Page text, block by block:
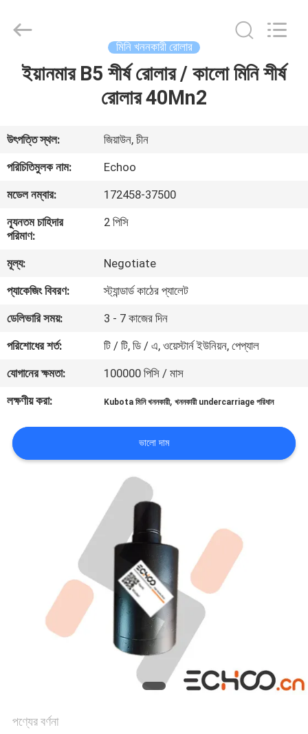
বাড়ি
আমাদের
সম্পর্কে
কারখানা
ভ্রমণ
মান
নিয়ন্ত্রণ
খবর
উদ্ধৃতির
জন্য
আবেদন
PRIVACY
POLICY
Corporation.
মিনি খননকারী রোলার
ইয়ানমার B5 শীর্ষ রোলার / কালো মিনি শীর্ষ
রোলার 40Mn2
উৎপত্তি স্থল:
জিয়াউন, চীন
পরিচিতিমুলক নাম:
Echoo
মডেল নম্বার:
172458-37500
ন্যূনতম চাহিদার
পরিমাণ:
2 পিসি
মূল্য:
Negotiate
প্যাকেজিং বিবরণ:
স্ট্যান্ডার্ড কাঠের প্যালেট
ডেলিভারি সময়:
3 - 7 কাজের দিন
পরিশোধের শর্ত:
টি / টি, ডি / এ, ওয়েস্টার্ন ইউনিয়ন, পেপ্যাল
যোগানের ক্ষমতা:
100000 পিসি / মাস
লক্ষণীয় করা:
Kubota মিনি খননকারী,খননকারী undercarriage পরিধান
ভালো দাম
পণ্যের বর্ণনা